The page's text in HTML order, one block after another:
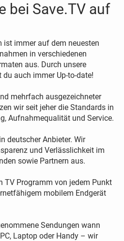
bei Save.TV auf
ist immer auf dem neuesten
in verschiedenen
aus. Durch unsere
auch immer Up-to-date!
mehrfach ausgezeichneter
wir seit jeher die Standards in
Aufnahmequalität und Service.
deutscher Anbieter. Wir
und Verlässlichkeit im
sowie Partnern aus.
TV Programm von jedem Punkt
mobilem Endgerät
Sendungen wann
Laptop oder Handy – wir